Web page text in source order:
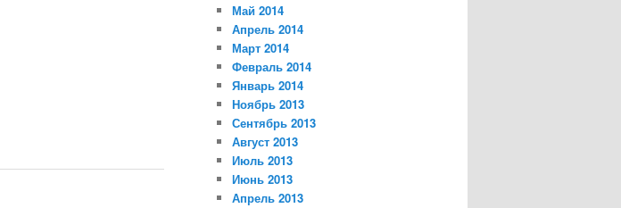
Май 2014
Апрель 2014
Март 2014
Февраль 2014
Январь 2014
Ноябрь 2013
Сентябрь 2013
Август 2013
Июль 2013
Июнь 2013
Апрель 2013